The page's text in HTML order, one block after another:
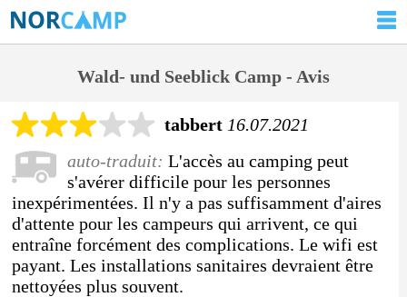
Wald- und Seeblick Camp - Avis
tabbert 16.07.2021
auto-traduit: L'accès au camping peut
s'avérer difficile pour les personnes
inexpérimentées. Il n'y a pas suffisamment d'aires
d'attente pour les campeurs qui arrivent, ce qui
entraîne forcément des complications. Le wifi est
payant. Les installations sanitaires devraient être
nettoyées plus souvent.